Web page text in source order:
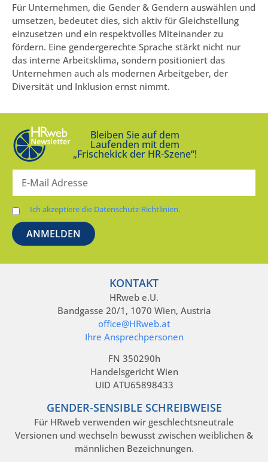
Für Unternehmen, die Gender & Gendern auswählen und
umsetzen, bedeutet dies, sich aktiv für Gleichstellung
einzusetzen und ein respektvolles Miteinander zu
fördern. Eine gendergerechte Sprache stärkt nicht nur
das interne Arbeitsklima, sondern positioniert das
Unternehmen auch als modernen Arbeitgeber, der
Diversität und Inklusion ernst nimmt.
Bleiben Sie auf dem
Laufenden mit dem
„Frischekick der HR-Szene“!
Ich akzeptiere die Datenschutz-Richtlinien.
KONTAKT
HRweb e.U.
Bandgasse 20/1, 1070 Wien, Austria
office@HRweb.at
Ihre Ansprechpersonen
FN 350290h
Handelsgericht Wien
UID ATU65898433
GENDER-SENSIBLE SCHREIBWEISE
Für HRweb verwenden wir geschlechtsneutrale
Versionen und wechseln bewusst zwischen weiblichen &
männlichen Bezeichnungen.